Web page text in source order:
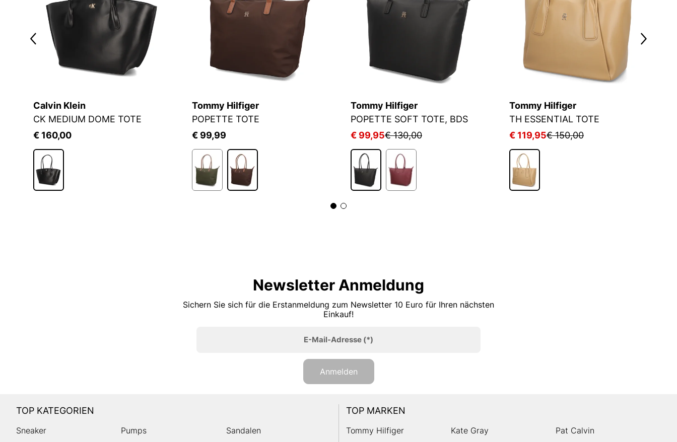
Calvin Klein
CK MEDIUM DOME TOTE
€ 160,00
Tommy Hilfiger
POPETTE TOTE
€ 99,99
Tommy Hilfiger
POPETTE SOFT TOTE, BDS
€ 99,95€ 130,00
Tommy Hilfiger
TH ESSENTIAL TOTE
€ 119,95€ 150,00
Newsletter Anmeldung
Sichern Sie sich für die Erstanmeldung zum Newsletter 10 Euro für Ihren nächsten
Einkauf!
E-Mail-Adresse(*)
Anmelden
TOP KATEGORIEN
Sneaker Pumps
Sandalen
TOP MARKEN
Tommy Hilfiger Kate Gray
Pat Calvin